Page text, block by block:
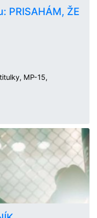
PRISAHÁM, ŽE
MP-15,